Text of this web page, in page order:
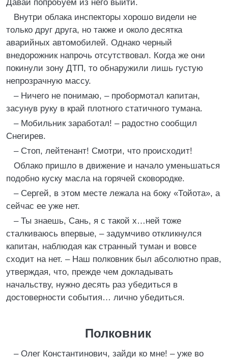
Давай попробуем из него выйти.
Внутри облака инспекторы хорошо видели не
только друг друга, но также и около десятка
аварийных автомобилей. Однако черный
внедорожник напрочь отсутствовал. Когда же они
покинули зону ДТП, то обнаружили лишь густую
непрозрачную массу.
– Ничего не понимаю, – пробормотал капитан,
засунув руку в край плотного статичного тумана.
– Мобильник заработал! – радостно сообщил
Снегирев.
– Стоп, лейтенант! Смотри, что происходит!
Облако пришло в движение и начало уменьшаться
подобно куску масла на горячей сковородке.
– Сергей, в этом месте лежала на боку «Тойота», а
сейчас ее уже нет.
– Ты знаешь, Сань, я с такой х…ней тоже
сталкиваюсь впервые, – задумчиво откликнулся
капитан, наблюдая как странный туман и вовсе
сходит на нет. – Наш полковник был абсолютно прав,
утверждая, что, прежде чем докладывать
начальству, нужно десять раз убедиться в
достоверности события… лично убедиться.
Полковник
– Олег Константинович, зайди ко мне! – уже во